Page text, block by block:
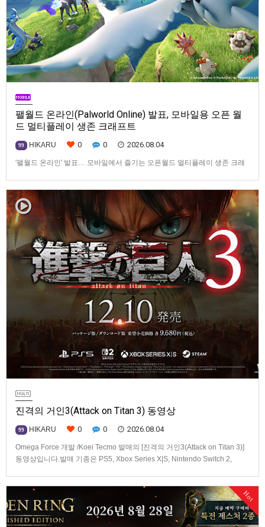
팰월드 온라인(Palworld Online) 발표, 모바일용 오픈 월
드 멀티플레이 생존 크래프트
99 HIKARU 0 0 2026.08.04
'팰월드 온라인' 발표… 모바일에서 즐기는 오픈월드 멀티플레이 생존 크래
인Pocketpair의 정식 라이선스를 받아, 글로벌 히트작 '팰월드(Palworld)'를
기반으로 한…
진격의 거인3(Attack on Titan 3) 동영상
99 HIKARU 0 0 2026.08.04
Omega Force 개발 /Koei Tecmo 발매의 [진격의 거인3(Attack on Titan 3)]
동영상입니다.발매 기종은 PS5, Xbox Series X|S, Nintendo Switch 2,
Hot